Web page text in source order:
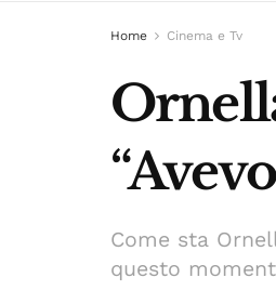
Home Cinema e Tv
Come sta
questo